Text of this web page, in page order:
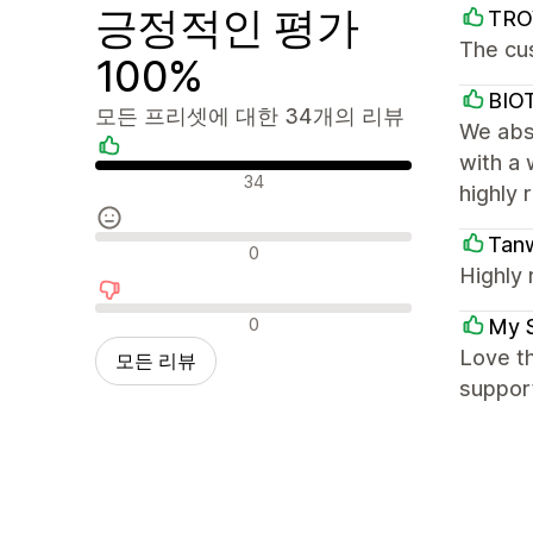
긍정적인 평가
100%
모든 프리셋에 대한 34개의 리뷰
긍정적인 리뷰 34
중립적인 리뷰 0
부정적인 리뷰 0
모든 리뷰
The
We
with a
highly
Highly
My
Love